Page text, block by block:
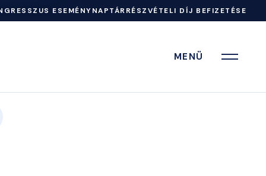
ESEMÉNYNAPTÁRRÉSZVÉTELI DÍJ BEFIZETÉSE
MENÜ